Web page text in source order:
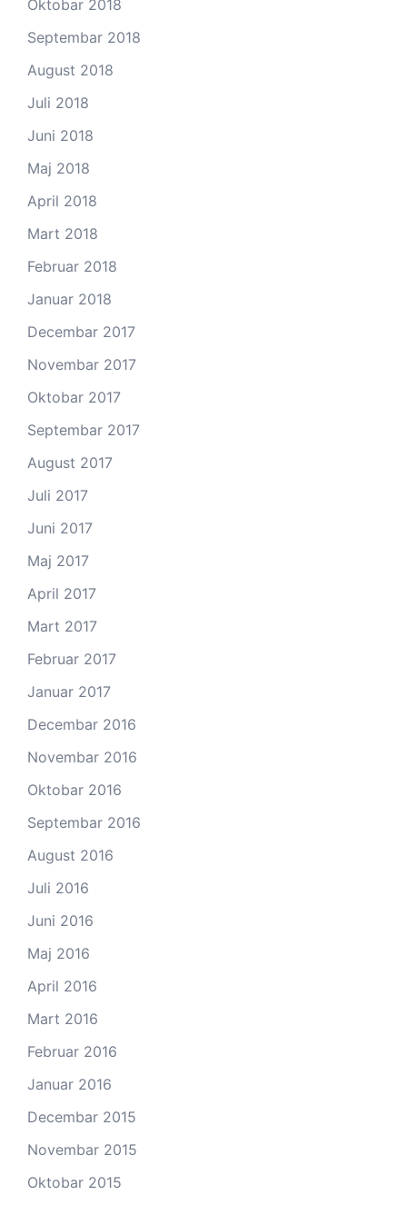
Oktobar 2018
Septembar 2018
August 2018
Juli 2018
Juni 2018
Maj 2018
April 2018
Mart 2018
Februar 2018
Januar 2018
Decembar 2017
Novembar 2017
Oktobar 2017
Septembar 2017
August 2017
Juli 2017
Juni 2017
Maj 2017
April 2017
Mart 2017
Februar 2017
Januar 2017
Decembar 2016
Novembar 2016
Oktobar 2016
Septembar 2016
August 2016
Juli 2016
Juni 2016
Maj 2016
April 2016
Mart 2016
Februar 2016
Januar 2016
Decembar 2015
Novembar 2015
Oktobar 2015